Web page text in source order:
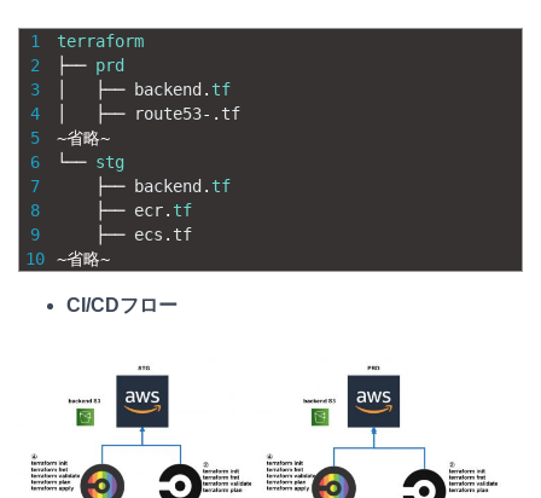
1
2
3
4
5
6
7
8
9
10
terraform
├── prd
├── backend . tf
├── route53- . tf
~省略~
└── stg
├──
backend . tf
├── ecr. tf
├── ecs . tf
~省略~
CI/CDフロー